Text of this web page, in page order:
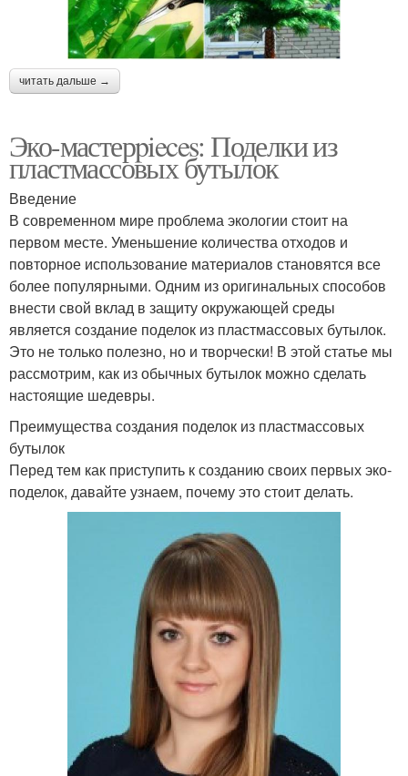
читать дальше →
Эко-мастерpieces: Поделки из
пластмассовых бутылок
Введение
В современном мире проблема экологии стоит на
первом месте. Уменьшение количества отходов и
повторное использование материалов становятся все
более популярными. Одним из оригинальных способов
внести свой вклад в защиту окружающей среды
является создание поделок из пластмассовых бутылок.
Это не только полезно, но и творчески! В этой статье мы
рассмотрим, как из обычных бутылок можно сделать
настоящие шедевры.
Преимущества создания поделок из пластмассовых
бутылок
Перед тем как приступить к созданию своих первых эко-
поделок, давайте узнаем, почему это стоит делать.